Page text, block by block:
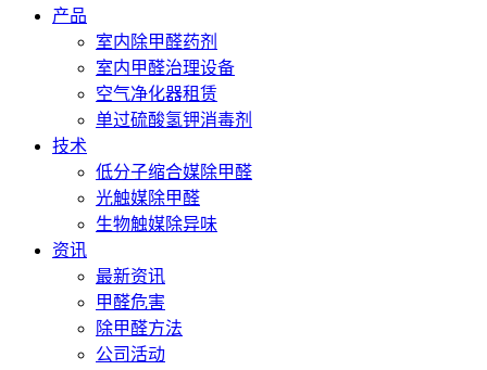
产品
室内除甲醛药剂
室内甲醛治理设备
空气净化器租赁
单过硫酸氢钾消毒剂
技术
低分子缩合媒除甲醛
光触媒除甲醛
生物触媒除异味
资讯
最新资讯
甲醛危害
除甲醛方法
公司活动